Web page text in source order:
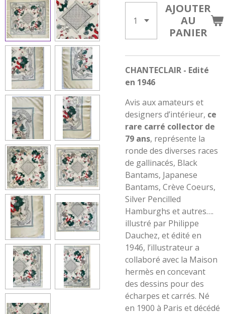
AJOUTER
AU
PANIER
CHANTECLAIR - Edité
en 1946
Avis aux amateurs et
designers d’intérieur, ce
rare carré collector de
79 ans, représente la
ronde des diverses races
de gallinacés, Black
Bantams, Japanese
Bantams, Crève Coeurs,
Silver Pencilled
Hamburghs et autres….
illustré par Philippe
Dauchez, et édité en
1946, l’illustrateur a
collaboré avec la Maison
hermès en concevant
des dessins pour des
écharpes et carrés. Né
en 1900 à Paris et décédé